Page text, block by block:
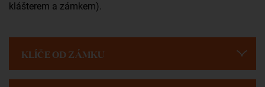
klášterem a zámkem).
KLÍČE OD ZÁMKU